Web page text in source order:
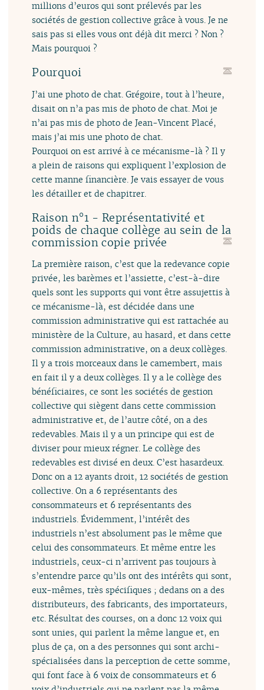
millions d’euros qui sont prélevés par les
sociétés de gestion collective grâce à vous. Je ne
sais pas si elles vous ont déjà dit merci ? Non ?
Mais pourquoi ?
Pourquoi
J’ai une photo de chat. Grégoire, tout à l’heure,
disait on n’a pas mis de photo de chat. Moi je
n’ai pas mis de photo de Jean-Vincent Placé,
mais j’ai mis une photo de chat.
Pourquoi on est arrivé à ce mécanisme-là ? Il y
a plein de raisons qui expliquent l’explosion de
cette manne financière. Je vais essayer de vous
les détailler et de chapitrer.
Raison n°1 - Représentativité et
poids de chaque collège au sein de la
commission copie privée
La première raison, c’est que la redevance copie
privée, les barèmes et l’assiette, c’est-à-dire
quels sont les supports qui vont être assujettis à
ce mécanisme-là, est décidée dans une
commission administrative qui est rattachée au
ministère de la Culture, au hasard, et dans cette
commission administrative, on a deux collèges.
Il y a trois morceaux dans le camembert, mais
en fait il y a deux collèges. Il y a le collège des
bénéficiaires, ce sont les sociétés de gestion
collective qui siègent dans cette commission
administrative et, de l’autre côté, on a des
redevables. Mais il y a un principe qui est de
diviser pour mieux régner. Le collège des
redevables est divisé en deux. C’est hasardeux.
Donc on a 12 ayants droit, 12 sociétés de gestion
collective. On a 6 représentants des
consommateurs et 6 représentants des
industriels. Évidemment, l’intérêt des
industriels n’est absolument pas le même que
celui des consommateurs. Et même entre les
industriels, ceux-ci n’arrivent pas toujours à
s’entendre parce qu’ils ont des intérêts qui sont,
eux-mêmes, très spécifiques ; dedans on a des
distributeurs, des fabricants, des importateurs,
etc. Résultat des courses, on a donc 12 voix qui
sont unies, qui parlent la même langue et, en
plus de ça, on a des personnes qui sont archi-
spécialisées dans la perception de cette somme,
qui font face à 6 voix de consommateurs et 6